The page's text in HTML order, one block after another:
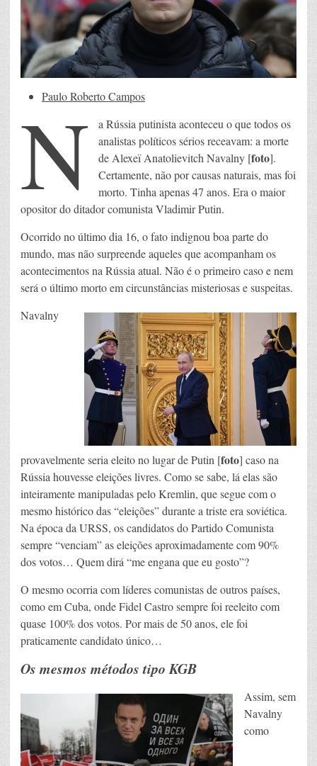
Paulo Roberto Campos
N
a Rússia putinista aconteceu o que todos os
analistas políticos sérios receavam: a morte
de Alexeï Anatolievitch Navalny [foto].
Certamente, não por causas naturais, mas foi
morto. Tinha apenas 47 anos. Era o maior
opositor do ditador comunista Vladimir Putin.
Ocorrido no último dia 16, o fato indignou boa parte do
mundo, mas não surpreende aqueles que acompanham os
acontecimentos na Rússia atual. Não é o primeiro caso e nem
será o último morto em circunstâncias misteriosas e suspeitas.
Navalny
provavelmente seria eleito no lugar de Putin [foto] caso na
Rússia houvesse eleições livres. Como se sabe, lá elas são
inteiramente manipuladas pelo Kremlin, que segue com o
mesmo histórico das “eleições” durante a triste era soviética.
Na época da URSS, os candidatos do Partido Comunista
sempre “venciam” as eleições aproximadamente com 90%
dos votos… Quem dirá “me engana que eu gosto”?
O mesmo ocorria com líderes comunistas de outros países,
como em Cuba, onde Fidel Castro sempre foi reeleito com
quase 100% dos votos. Por mais de 50 anos, ele foi
praticamente candidato único…
Os mesmos métodos tipo KGB
Assim, sem
Navalny
como